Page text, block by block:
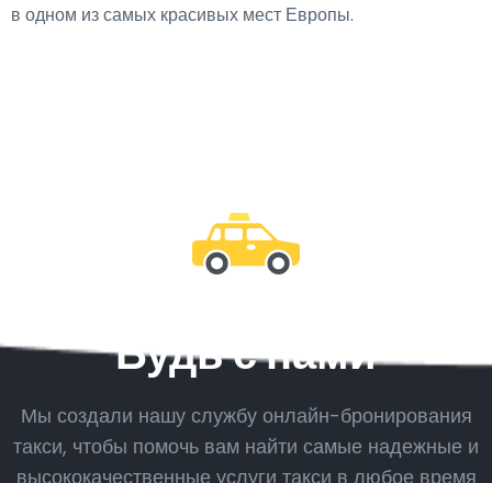
в одном из самых красивых мест Европы.
Будь с нами
Мы создали нашу службу онлайн-бронирования
такси, чтобы помочь вам найти самые надежные и
высококачественные услуги такси в любое время